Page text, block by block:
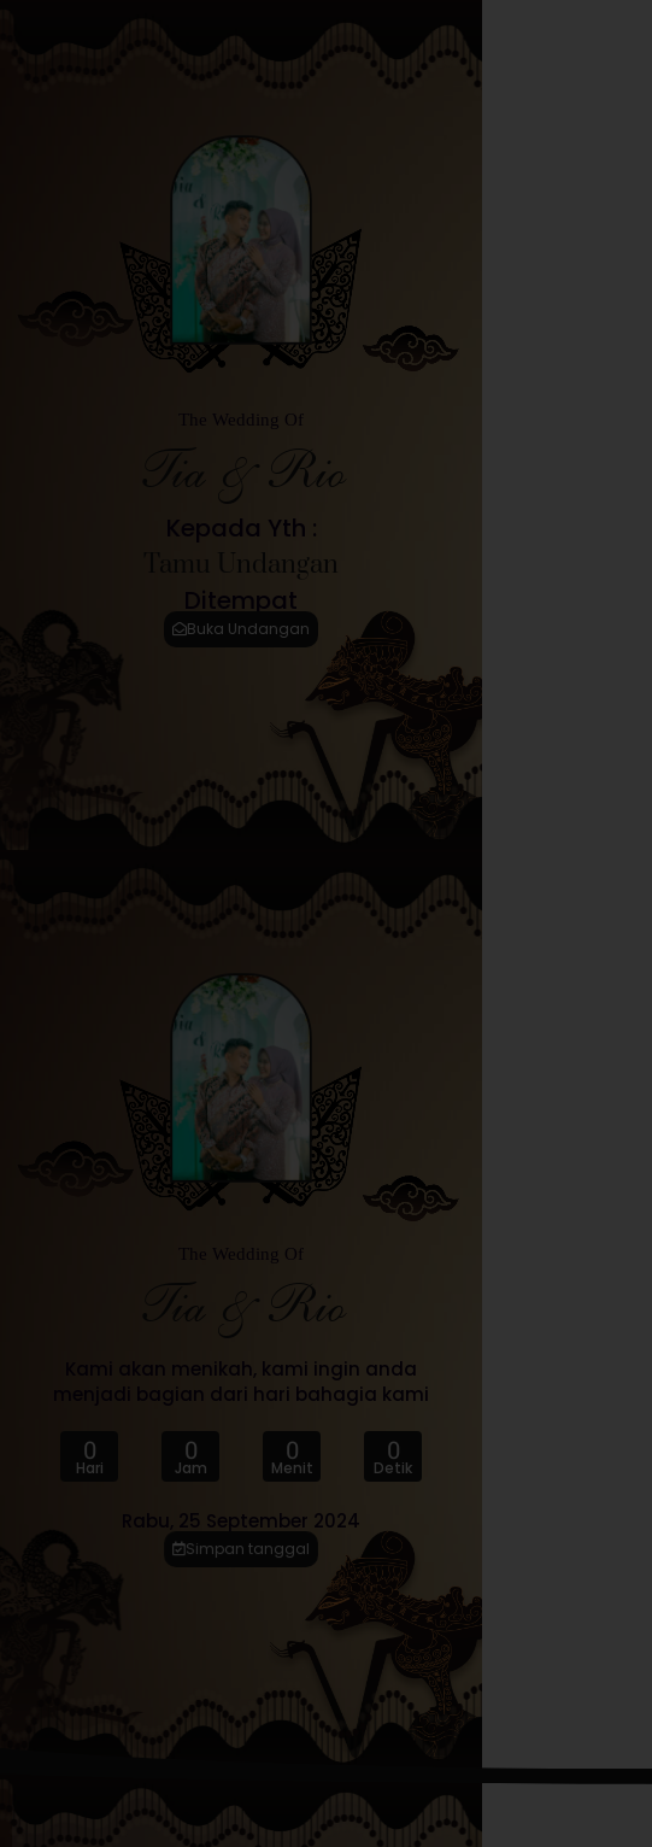
The Wedding Of
Tia & Rio
Kepada Yth :
Tamu Undangan
Ditempat
Buka Undangan
The Wedding Of
Tia & Rio
Kami akan menikah, kami ingin anda
menjadi bagian dari hari bahagia kami
0
Hari
0
Jam
0
Menit
0
Detik
Rabu, 25 September 2024
Simpan tanggal